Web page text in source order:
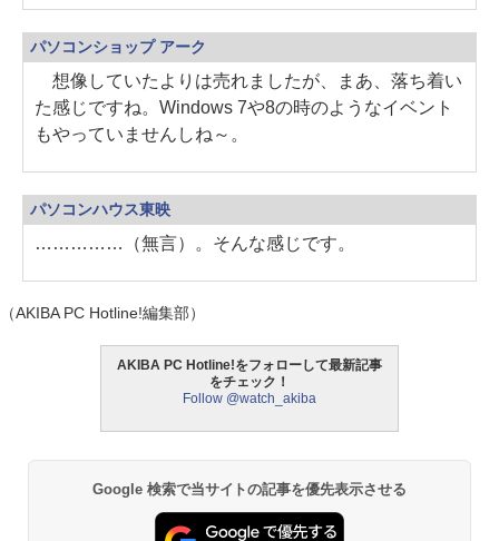
パソコンショップ アーク
想像していたよりは売れましたが、まあ、落ち着い
た感じですね。Windows 7や8の時のようなイベント
もやっていませんしね～。
パソコンハウス東映
……………（無言）。そんな感じです。
（AKIBA PC Hotline!編集部）
AKIBA PC Hotline!をフォローして最新記事
をチェック！
Follow @watch_akiba
Google 検索で当サイトの記事を優先表示させる